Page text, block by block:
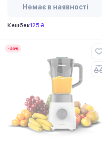
Немає в наявності
Кешбек125 ₴
-20%